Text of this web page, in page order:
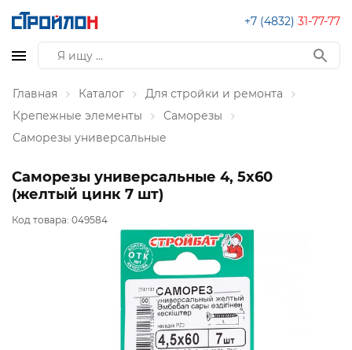
+7 (4832) 31-77-77
Главная Каталог
Для стройки и ремонта
Крепежные элементы
Саморезы
Саморезы универсальные
Саморезы универсальные 4, 5x60
(желтый цинк 7 шт)
Код товара: 049584